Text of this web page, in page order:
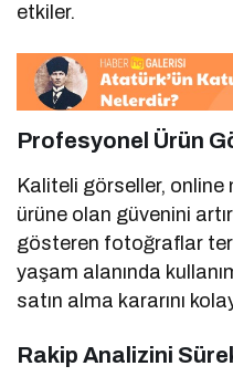
etkiler.
Profesyonel Ürün
Kaliteli görseller,
ürüne olan güvenini
gösteren fotoğraflar
yaşam alanında
satın alma kararını
Rakip Analizini